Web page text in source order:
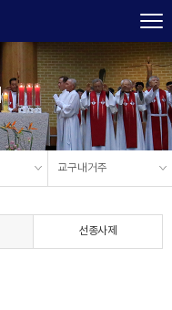
교구내거주
선종사제